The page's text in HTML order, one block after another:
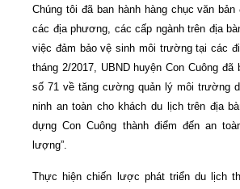
Chúng tôi đã ban hành hàng chục văn
các địa phương, các cấp ngành trên địa
việc đảm bảo vệ sinh môi trường tại các
tháng 2/2017, UBND huyện Con Cuông đã
số 71 về tăng cường quản lý môi trường
ninh an toàn cho khách du lịch trên địa
dựng Con Cuông thành điểm đến an
lượng”.
Thực hiện chiến lược phát triển du lịch